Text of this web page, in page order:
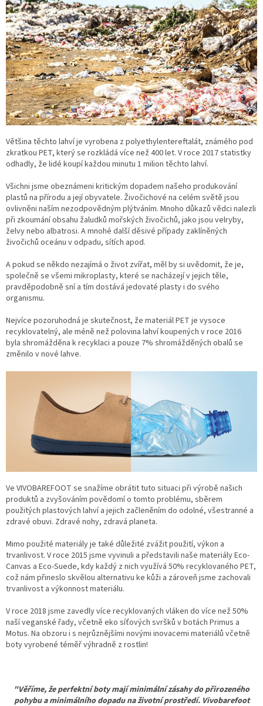
Většina těchto lahví je vyrobena z polyethylentereftalát, známého pod
zkratkou PET, který se rozkládá více než 400 let. V roce 2017 statistky
odhadly, že lidé koupí každou minutu 1 milion těchto lahví.
Všichni jsme obeznámeni kritickým dopadem našeho produkování
plastů na přírodu a její obyvatele. Živočichové na celém světě jsou
ovlivněni naším nezodpovědným plýtváním. Mnoho důkazů vědci nalezli
při zkoumání obsahu žaludků mořských živočichů, jako jsou velryby,
želvy nebo albatrosi. A mnohé další děsivé případy zaklíněných
živočichů oceánu v odpadu, sítích apod.
A pokud se někdo nezajímá o život zvířat, měl by si uvědomit, že je,
společně se všemi mikroplasty, které se nacházejí v jejich těle,
pravděpodobně sní a tím dostává jedovaté plasty i do svého
organismu.
Nejvíce pozoruhodná je skutečnost, že materiál PET je vysoce
recyklovatelný, ale méně než polovina lahví koupených v roce 2016
byla shromážděna k recyklaci a pouze 7% shromážděných obalů se
změnilo v nové lahve.
Ve VIVOBAREFOOT se snažíme obrátit tuto situaci při výrobě našich
produktů a zvyšováním povědomí o tomto problému, sběrem
použitých plastových lahví a jejich začleněním do odolné, všestranné a
zdravé obuvi. Zdravé nohy, zdravá planeta.
Mimo použité materiály je také důležité zvážit použití, výkon a
trvanlivost. V roce 2015 jsme vyvinuli a představili naše materiály Eco-
Canvas a Eco-Suede, kdy každý z nich využívá 50% recyklovaného PET,
což nám přineslo skvělou alternativu ke kůži a zároveň jsme zachovali
trvanlivost a výkonnost materiálu.
V roce 2018 jsme zavedly více recyklovaných vláken do více než 50%
naší veganské řady, včetně eko síťových svršků v botách Primus a
Motus. Na obzoru i s nejrůznějšími novými inovacemi materiálů včetně
boty vyrobené téměř výhradně z rostlin!
"Věříme, že perfektní boty mají minimální zásahy do přirozeného
pohybu a minimálního dopadu na životní prostředí. Vivobarefoot